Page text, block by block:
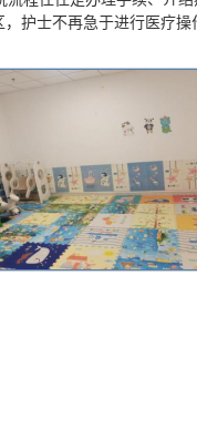
护士不再急于进行医疗